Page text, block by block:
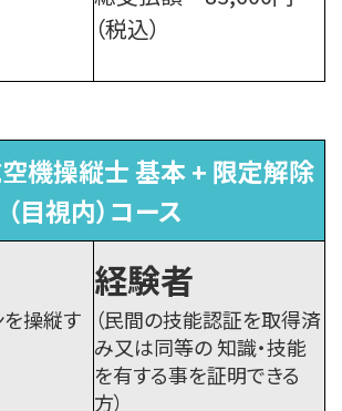
（税込）
機操縦士 基本 + 限定解除
（目視内）コース
を操縦す
経験者
（民間の技能認証を取得済
み又は同等の知識・技能
を有する事を証明できる
方）